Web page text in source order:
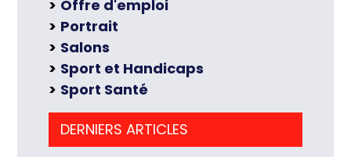
Offre d'emploi
Portrait
Salons
Sport et Handicaps
Sport Santé
DERNIERS ARTICLES